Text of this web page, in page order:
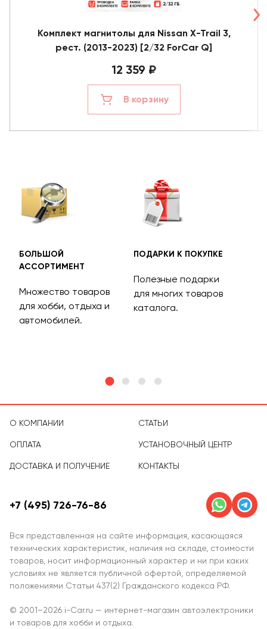
Комплект магнитолы для Nissan X-Trail 3,
рест. (2013-2023) [2/32 ForCar Q]
12 359 ₽
В корзину
БОЛЬШОЙ
АССОРТИМЕНТ
Множество товаров
для хобби, отдыха и
автомобилей.
ПОДАРКИ К ПОКУПКЕ
Полезные подарки
для многих товаров
каталога.
О КОМПАНИИ
ОПЛАТА
ДОСТАВКА И ПОЛУЧЕНИЕ
СТАТЬИ
УСТАНОВОЧНЫЙ ЦЕНТР
КОНТАКТЫ
Вся представленная на сайте информация, касающаяся
технических характеристик, наличия на складе, стоимости
товаров, носит информационный характер и ни при каких
условиях не является публичной офертой, определяемой
положениями Статьи 437(2) Гражданского кодекса РФ.
+7 (495) 726-76-86
© 2001–2026 i-Car.ru — интернет-магазин автоэлектроники
и товаров для хобби и отдыха.